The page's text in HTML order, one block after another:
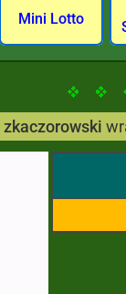
Mini Lotto
zkaczorowski